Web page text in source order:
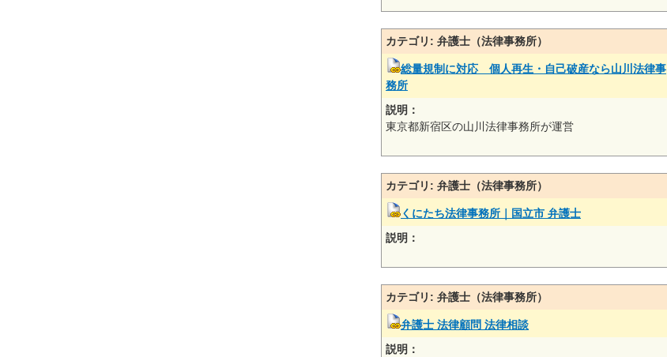
カテゴリ: 弁護士（法律事務所）
総量規制に対応 個人再生・自己破産なら山川法律事
務所
説明：
東京都新宿区の山川法律事務所が運営
カテゴリ: 弁護士（法律事務所）
くにたち法律事務所｜国立市 弁護士
説明：
カテゴリ: 弁護士（法律事務所）
弁護士 法律顧問 法律相談
説明：